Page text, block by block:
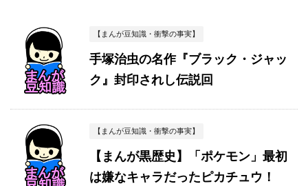
【まんが豆知識・衝撃の事実】
手塚治虫の名作『ブラック・ジャッ
ク』封印されし伝説回
【まんが豆知識・衝撃の事実】
【まんが黒歴史】「ポケモン」最初
は嫌なキャラだったピカチュウ！